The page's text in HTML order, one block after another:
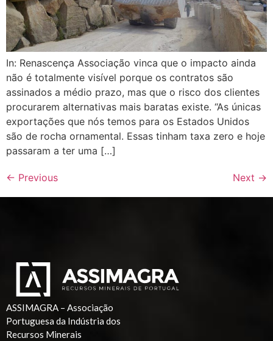
In: Renascença Associação vinca que o impacto ainda
não é totalmente visível porque os contratos são
assinados a médio prazo, mas que o risco dos clientes
procurarem alternativas mais baratas existe. “As únicas
exportações que nós temos para os Estados Unidos
são de rocha ornamental. Essas tinham taxa zero e hoje
passaram a ter uma […]
← Previous Next →
ASSIMAGRA – Associação
Portuguesa da Indústria dos
Recursos Minerais